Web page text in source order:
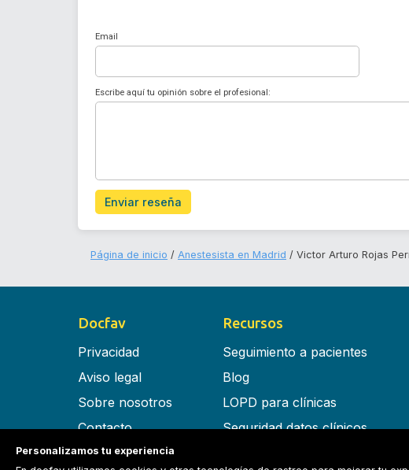
Email
Escribe aquí tu opinión sobre el profesional:
Enviar reseña
Página de inicio Anestesista en Madrid Victor Arturo Rojas
Docfav
Privacidad
Aviso legal
Sobre nosotros
Contacto
Términos y condiciones
Recursos
Seguimiento a pacientes
Blog
LOPD para clínicas
Seguridad datos clínicos
Personalizamos tu experiencia